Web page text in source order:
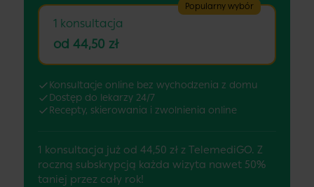
Popularny wybór
1 konsultacja
od 44,50 zł
Konsultacje online bez wychodzenia z domu
Dostęp do lekarzy 24/7
Recepty, skierowania i zwolnienia online
1 konsultacja już od 44,50 zł z TelemediGO. Z
roczną subskrypcją każda wizyta nawet 50%
taniej przez cały rok!